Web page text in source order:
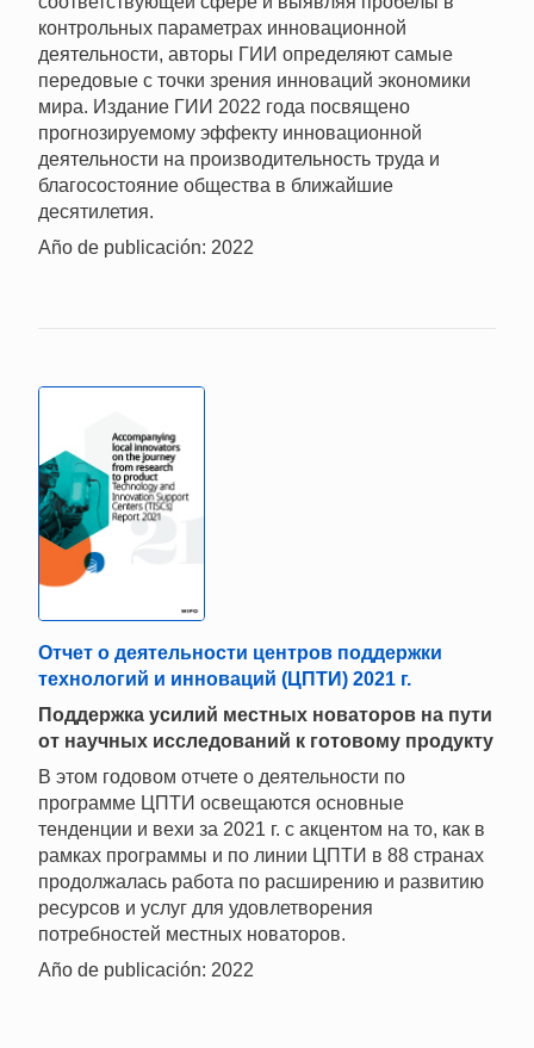
контрольных параметрах инновационной
деятельности, авторы ГИИ определяют самые
передовые с точки зрения инноваций экономики
мира. Издание ГИИ 2022 года посвящено
прогнозируемому эффекту инновационной
деятельности на производительность труда и
благосостояние общества в ближайшие
десятилетия.
Año de publicación: 2022
Отчет о деятельности центров поддержки
технологий и инноваций (ЦПТИ) 2021 г.
Поддержка усилий местных новаторов на пути
от научных исследований к готовому продукту
В этом годовом отчете о деятельности по
программе ЦПТИ освещаются основные
тенденции и вехи за 2021 г. с акцентом на то, как в
рамках программы и по линии ЦПТИ в 88 странах
продолжалась работа по расширению и развитию
ресурсов и услуг для удовлетворения
потребностей местных новаторов.
Año de publicación: 2022